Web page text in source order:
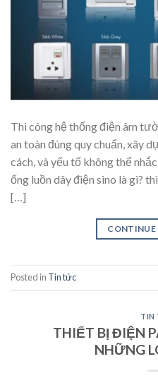
Thi công hệ thống điện âm
an toàn đúng quy chuẩn, xây
cách, và yếu tố không thể
ống luồn dây điện sino là gì?
[…]
CONTINUE
Posted in Tin tức
TIN
THIẾT BỊ ĐIỆN
NHỮNG